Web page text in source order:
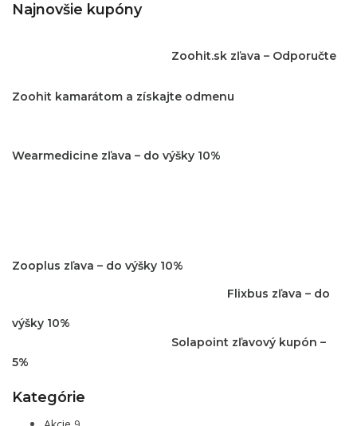
Najnovšie kupóny
Zoohit.sk zľava – Odporučte
Zoohit kamarátom a získajte odmenu
Wearmedicine zľava – do výšky 10%
Zooplus zľava – do výšky 10%
Flixbus zľava – do
výšky 10%
Solapoint zľavový kupón –
5%
Kategórie